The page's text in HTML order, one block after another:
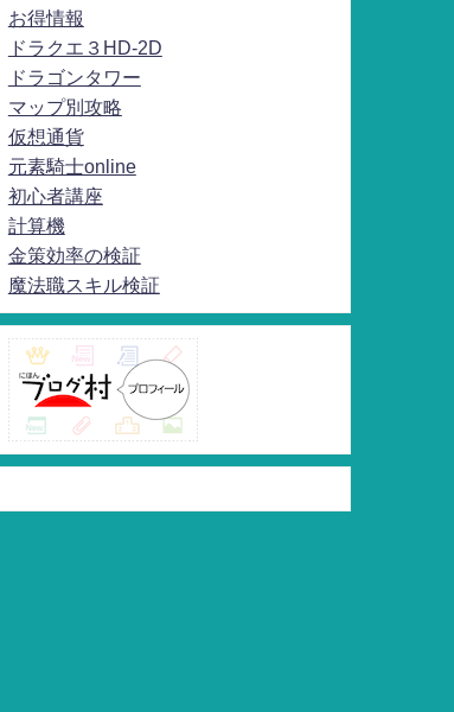
お得情報
ドラクエ３HD-2D
ドラゴンタワー
マップ別攻略
仮想通貨
元素騎士online
初心者講座
計算機
金策効率の検証
魔法職スキル検証